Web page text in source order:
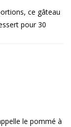
ce gâteau
pour 30
le pommé à